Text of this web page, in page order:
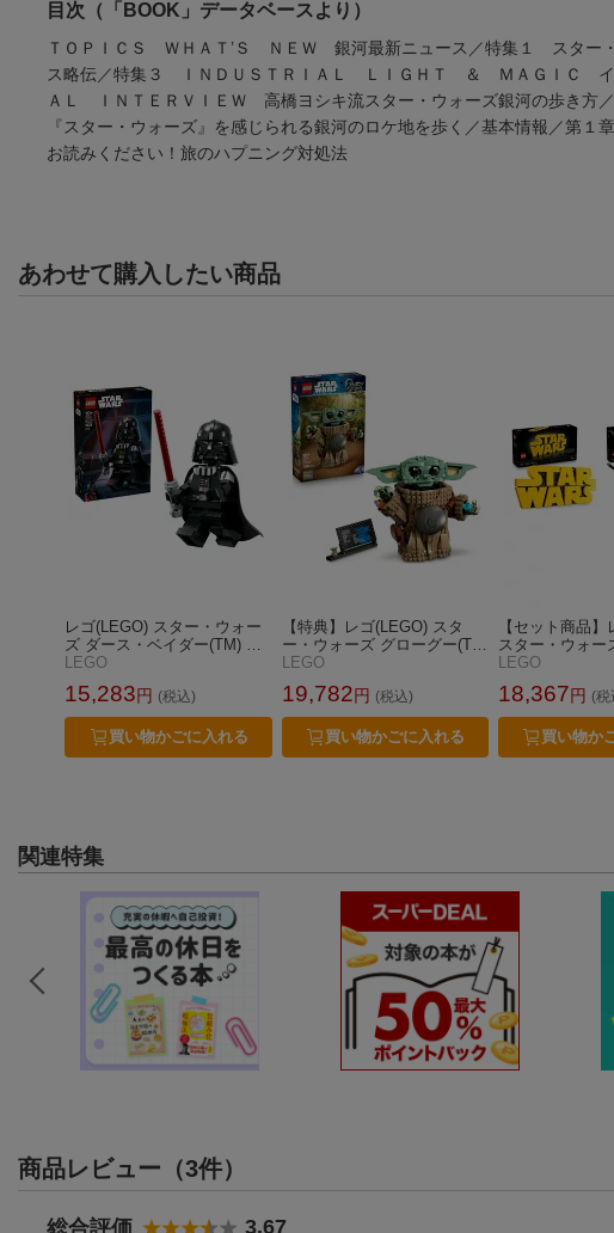
目次（「BOOK」データベースより）
ＴＯＰＩＣＳ ＷＨＡＴ’Ｓ ＮＥＷ 銀河最新ニュース／特集１ スター
ス略伝／特集３ ＩＮＤＵＳＴＲＩＡＬ ＬＩＧＨＴ ＆ ＭＡＧＩＣ イ
ＡＬ ＩＮＴＥＲＶＩＥＷ 高橋ヨシキ流スター・ウォーズ銀河の歩き方
『スター・ウォーズ』を感じられる銀河のロケ地を歩く／基本情報／
お読みください！旅のハプニング対処法
あわせて購入したい商品
レゴ(LEGO) スター・ウォー
ズ ダース・ベイダー(TM) デ
ラックスミニフィギュア 754
10歳 11歳 12歳
LEGO
15,283円 (税込)
買い物かごに入れる
【特典】レゴ(LEGO) スタ
ー・ウォーズ グローグー(T
M)（マンダロリアンの弟子）
ント 10歳 11歳 12歳(レゴ(R)
スター・ウォーズ(TM) ペン
ケース)
LEGO
19,782円 (税込)
買い物かごに入れる
【セット商品
スター・ウォー
ォーズ(TM) ロゴ
トル 75406
LEGO
18,367円 (税
買い物か
関連特集
商品レビュー（3件）
総合評価 3.67